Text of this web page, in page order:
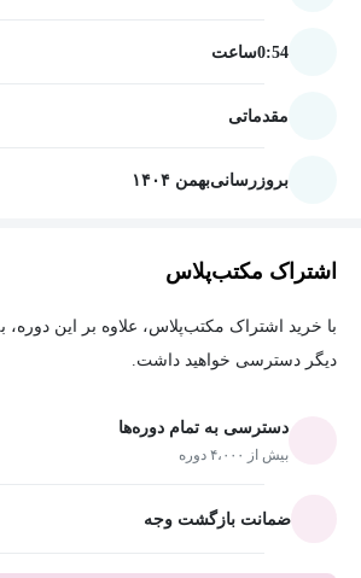
0:54ساعت
مقدماتی
بروزرسانیبهمن ۱۴۰۴
اشتراک مکتب‌پلاس
دیگر دسترسی خواهید داشت.
دسترسی به تمام دوره‌ها
بیش از ۴،۰۰۰ دوره
ضمانت بازگشت وجه